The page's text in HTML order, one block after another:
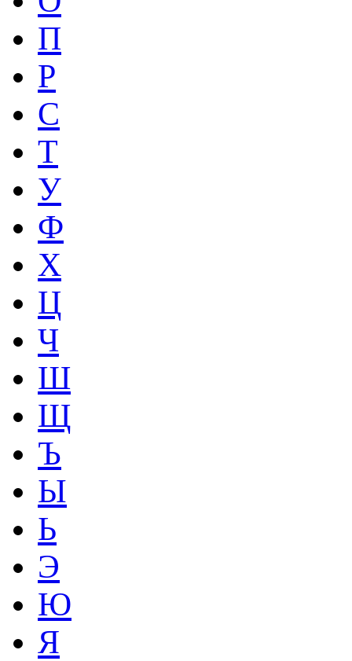
П
Р
С
Т
У
Ф
Х
Ц
Ч
Ш
Щ
Ъ
Ы
Ь
Э
Ю
Я